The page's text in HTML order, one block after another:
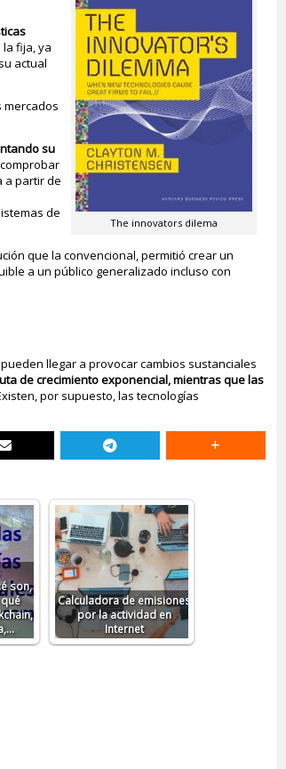
The innovators dilema
fija, ya
actual
mercados
su
a partir de
de
que la convencional, permitió crear un
a un público generalizado incluso con
llegar a provocar cambios sustanciales
de crecimiento exponencial, mientras que las
por supuesto, las tecnologías
son,
Calculadora de emisiones
por la actividad en
Internet